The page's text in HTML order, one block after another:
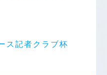
ス記者クラブ杯